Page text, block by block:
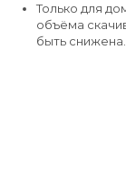
Только для
объёма
быть снижена.